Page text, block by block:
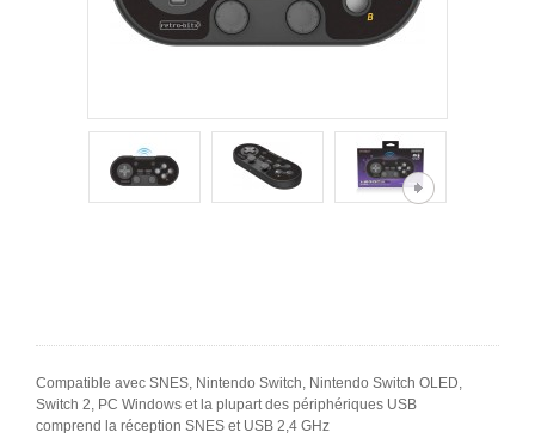
Compatible avec SNES, Nintendo Switch, Nintendo Switch OLED,
Switch 2, PC Windows et la plupart des périphériques USB
comprend la réception SNES et USB 2,4 GHz